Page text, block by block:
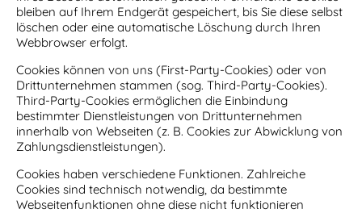
bleiben auf Ihrem Endgerät gespeichert, bis Sie diese selbst
löschen oder eine automatische Löschung durch Ihren
Webbrowser erfolgt.
Cookies können von uns (First-Party-Cookies) oder von
Drittunternehmen stammen (sog. Third-Party-Cookies).
Third-Party-Cookies ermöglichen die Einbindung
bestimmter Dienstleistungen von Drittunternehmen
innerhalb von Webseiten (z. B. Cookies zur Abwicklung von
Zahlungsdienstleistungen).
Cookies haben verschiedene Funktionen. Zahlreiche
Cookies sind technisch notwendig, da bestimmte
Webseitenfunktionen ohne diese nicht funktionieren